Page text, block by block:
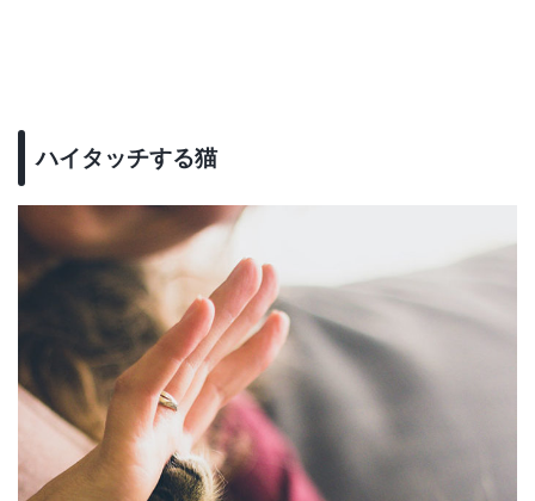
ハイタッチする猫